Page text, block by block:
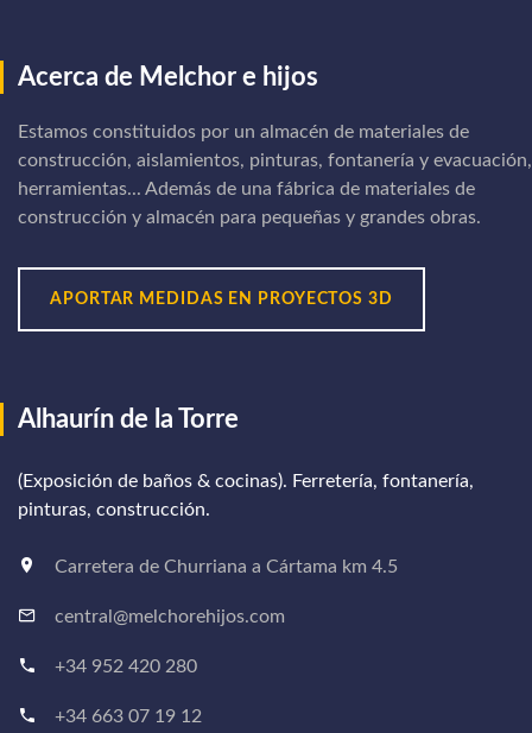
Acerca de Melchor e hijos
Estamos constituidos por un almacén de materiales de
construcción, aislamientos, pinturas, fontanería y evacuación,
herramientas... Además de una fábrica de materiales de
construcción y almacén para pequeñas y grandes obras.
APORTAR MEDIDAS EN PROYECTOS 3D
Alhaurín de la Torre
(Exposición de baños & cocinas). Ferretería, fontanería,
pinturas, construcción.
Carretera de Churriana a Cártama km 4.5
central@melchorehijos.com
+34 952 420 280
+34 663 07 19 12